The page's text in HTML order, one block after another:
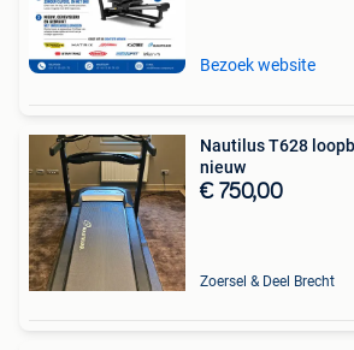
Bezoek website
Nautilus T628
nieuw
€ 750,00
Zoersel & Deel Brecht